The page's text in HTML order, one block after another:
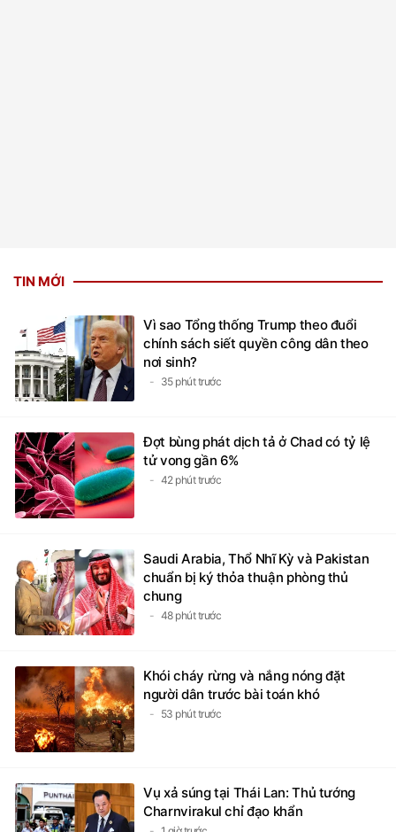
TIN MỚI
Vì sao Tổng thống Trump theo đuổi
chính sách siết quyền công dân theo
nơi sinh?
35 phút trước
Đợt bùng phát dịch tả ở Chad có tỷ lệ
tử vong gần 6%
42 phút trước
Saudi Arabia, Thổ Nhĩ Kỳ và Pakistan
chuẩn bị ký thỏa thuận phòng thủ
chung
48 phút trước
Khói cháy rừng và nắng nóng đặt
người dân trước bài toán khó
53 phút trước
Vụ xả súng tại Thái Lan: Thủ tướng
Charnvirakul chỉ đạo khẩn